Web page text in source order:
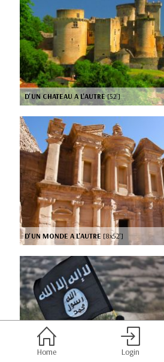
D'UN CHATEAU A L'AUTRE[52’]
D'UN MONDE A L'AUTRE [8x52’]
Home Login